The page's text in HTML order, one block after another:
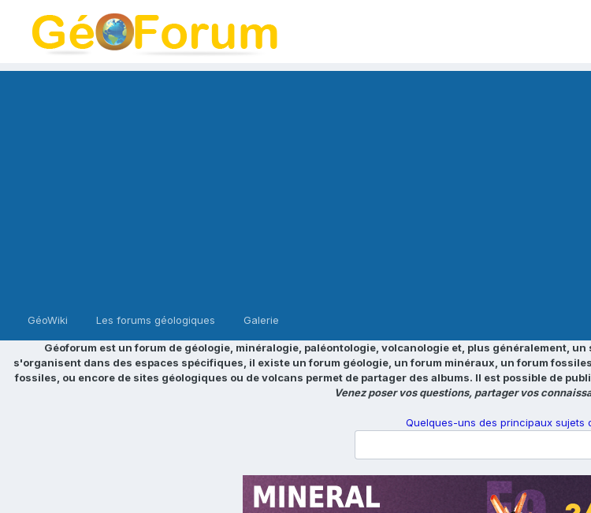
GéoWiki Les forums géologiques Galerie
Géoforum est un forum de géologie, minéralogie, paléontologie, volcanologie et, plus généralement,
s'organisent dans des espaces spécifiques, il existe un forum géologie, un forum minéraux, un forum
fossiles, ou encore de sites géologiques ou de volcans permet de partager des albums. Il est possible de
Venez poser vos questions, partager vos
Quelques-uns des principaux sujets